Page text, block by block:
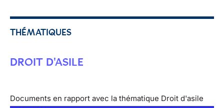
THÉMATIQUES
DROIT D'ASILE
Documents en rapport avec la thématique Droit d'asile